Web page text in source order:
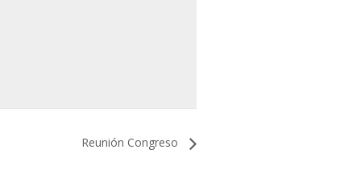
Reunión Congreso